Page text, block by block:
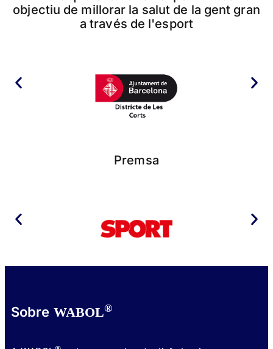
objectiu de millorar la salut de la gent gran
a través de l'esport
Premsa
Sobre WABOL®